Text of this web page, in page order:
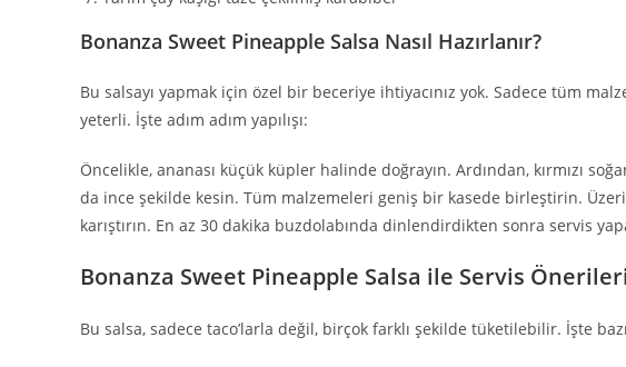
Bonanza Sweet Pineapple Salsa Nasıl Hazırlanır?
Bu salsayı yapmak için özel bir beceriye ihtiyacınız yok. Sadece tüm
yeterli. İşte adım adım yapılışı:
Öncelikle, ananası küçük küpler halinde doğrayın. Ardından, kırmızı
da ince şekilde kesin. Tüm malzemeleri geniş bir kasede birleştirin.
karıştırın. En az 30 dakika buzdolabında dinlendirdikten sonra servis
Bonanza Sweet Pineapple Salsa ile Servis Önerileri
Bu salsa, sadece taco’larla değil, birçok farklı şekilde tüketilebilir. İşte